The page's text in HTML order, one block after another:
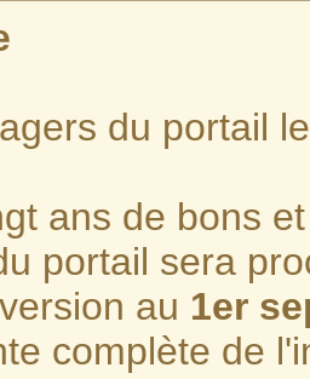
du portail
ans de bons
portail sera
au 1er
complète de